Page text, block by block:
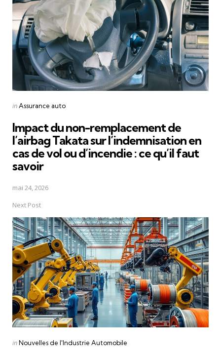
Posted
inAssurance auto
Impact du non-remplacement de
l’airbag Takata sur l’indemnisation en
cas de vol ou d’incendie : ce qu’il faut
savoir
mai 24, 2026
Next Post
Posted
inNouvelles de l'Industrie Automobile